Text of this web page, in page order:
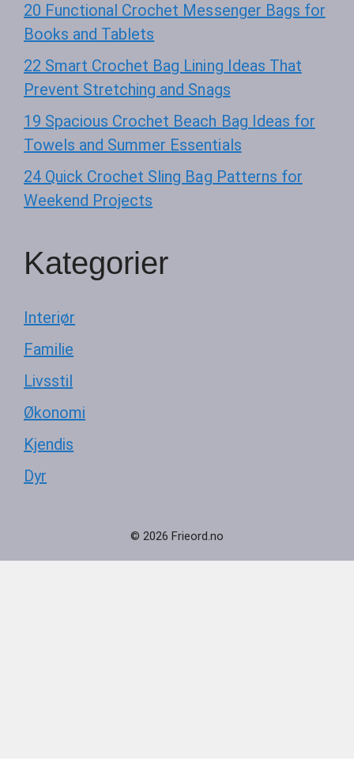
20 Functional Crochet Messenger Bags for
Books and Tablets
22 Smart Crochet Bag Lining Ideas That
Prevent Stretching and Snags
19 Spacious Crochet Beach Bag Ideas for
Towels and Summer Essentials
24 Quick Crochet Sling Bag Patterns for
Weekend Projects
Kategorier
Interiør
Familie
Livsstil
Økonomi
Kjendis
Dyr
© 2026 Frieord.no